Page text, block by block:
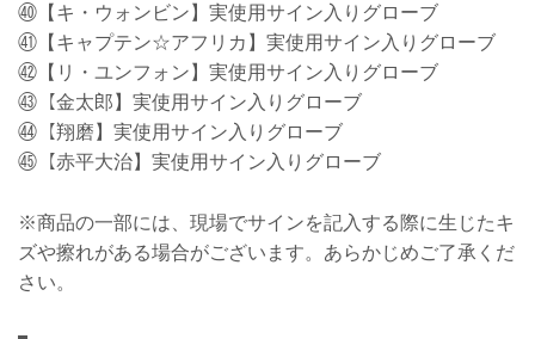
㊵【キ・ウォンビン】実使用サイン入りグローブ
㊶【キャプテン☆アフリカ】実使用サイン入りグローブ
㊷【リ・ユンフォン】実使用サイン入りグローブ
㊸【金太郎】実使用サイン入りグローブ
㊹【翔磨】実使用サイン入りグローブ
㊺【赤平大治】実使用サイン入りグローブ
※商品の一部には、現場でサインを記入する際に生じたキ
ズや擦れがある場合がございます。あらかじめご了承くだ
さい。